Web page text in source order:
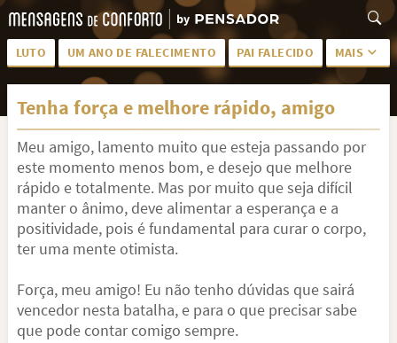
LUTO UM ANO DE FALECIMENTO PAI FALECIDO MAIS
LUTO PARA AMIGA PALAVRAS
SAUDADES DA MÃE PÊSAMES
PÊSAMES PARA AMIGA DESCANSE EM PAZ
MEUS SENTIMENTOS PÊSAMES PARA AMIGO
FRASES DE LUTO PARA AMIGO FIM DE NAMORO
TODAS AS CATEGORIAS
Tenha força e melhore rápido, amigo
Meu amigo, lamento muito que esteja passando por
este momento menos bom, e desejo que melhore
rápido e totalmente. Mas por muito que seja difícil
manter o ânimo, deve alimentar a esperança e a
positividade, pois é fundamental para curar o corpo,
ter uma mente otimista.
Força, meu amigo! Eu não tenho dúvidas que sairá
vencedor nesta batalha, e para o que precisar sabe
que pode contar comigo sempre.